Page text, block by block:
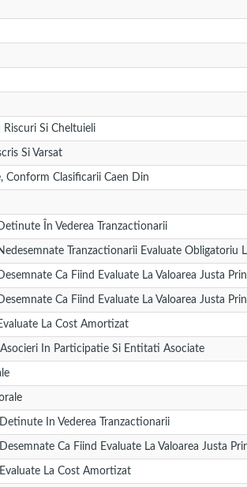
Riscuri Si Cheltuieli
Si Varsat
Conform Clasificarii Caen Din
În Vederea Tranzactionarii
Tranzactionarii Evaluate Obligatoriu
Ca Fiind Evaluate La Valoarea Justa
Ca Fiind Evaluate La Valoarea Justa
La Cost Amortizat
In Participatie Si Entitati Asociate
In Vederea Tranzactionarii
Ca Fiind Evaluate La Valoarea Justa
La Cost Amortizat